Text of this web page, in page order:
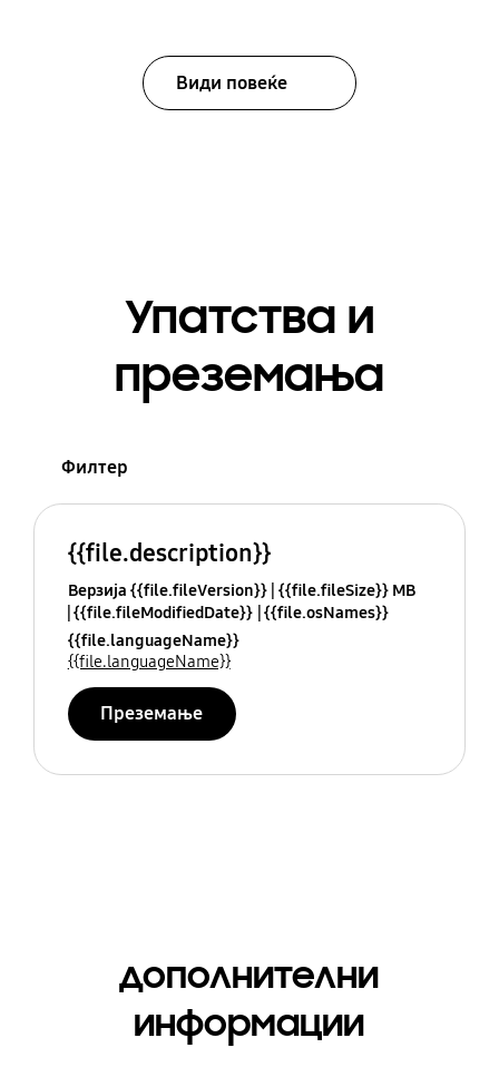
Види повеќе
Упатства и
преземања
Филтер
{{file.description}}
Верзија {{file.fileVersion}} {{file.fileSize}} MB
{{file.fileModifiedDate}} {{file.osNames}}
{{file.languageName}}
{{file.languageName}}
Преземање
дополнителни
информации